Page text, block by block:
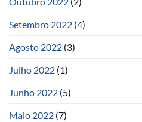
Setembro 2022 (4)
Agosto 2022 (3)
Julho 2022 (1)
Junho 2022 (5)
Maio 2022 (7)